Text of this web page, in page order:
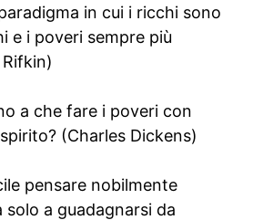
in cui i ricchi sono
e i poveri sempre più
a che fare i poveri con
(Charles Dickens)
pensare nobilmente
solo a guadagnarsi da